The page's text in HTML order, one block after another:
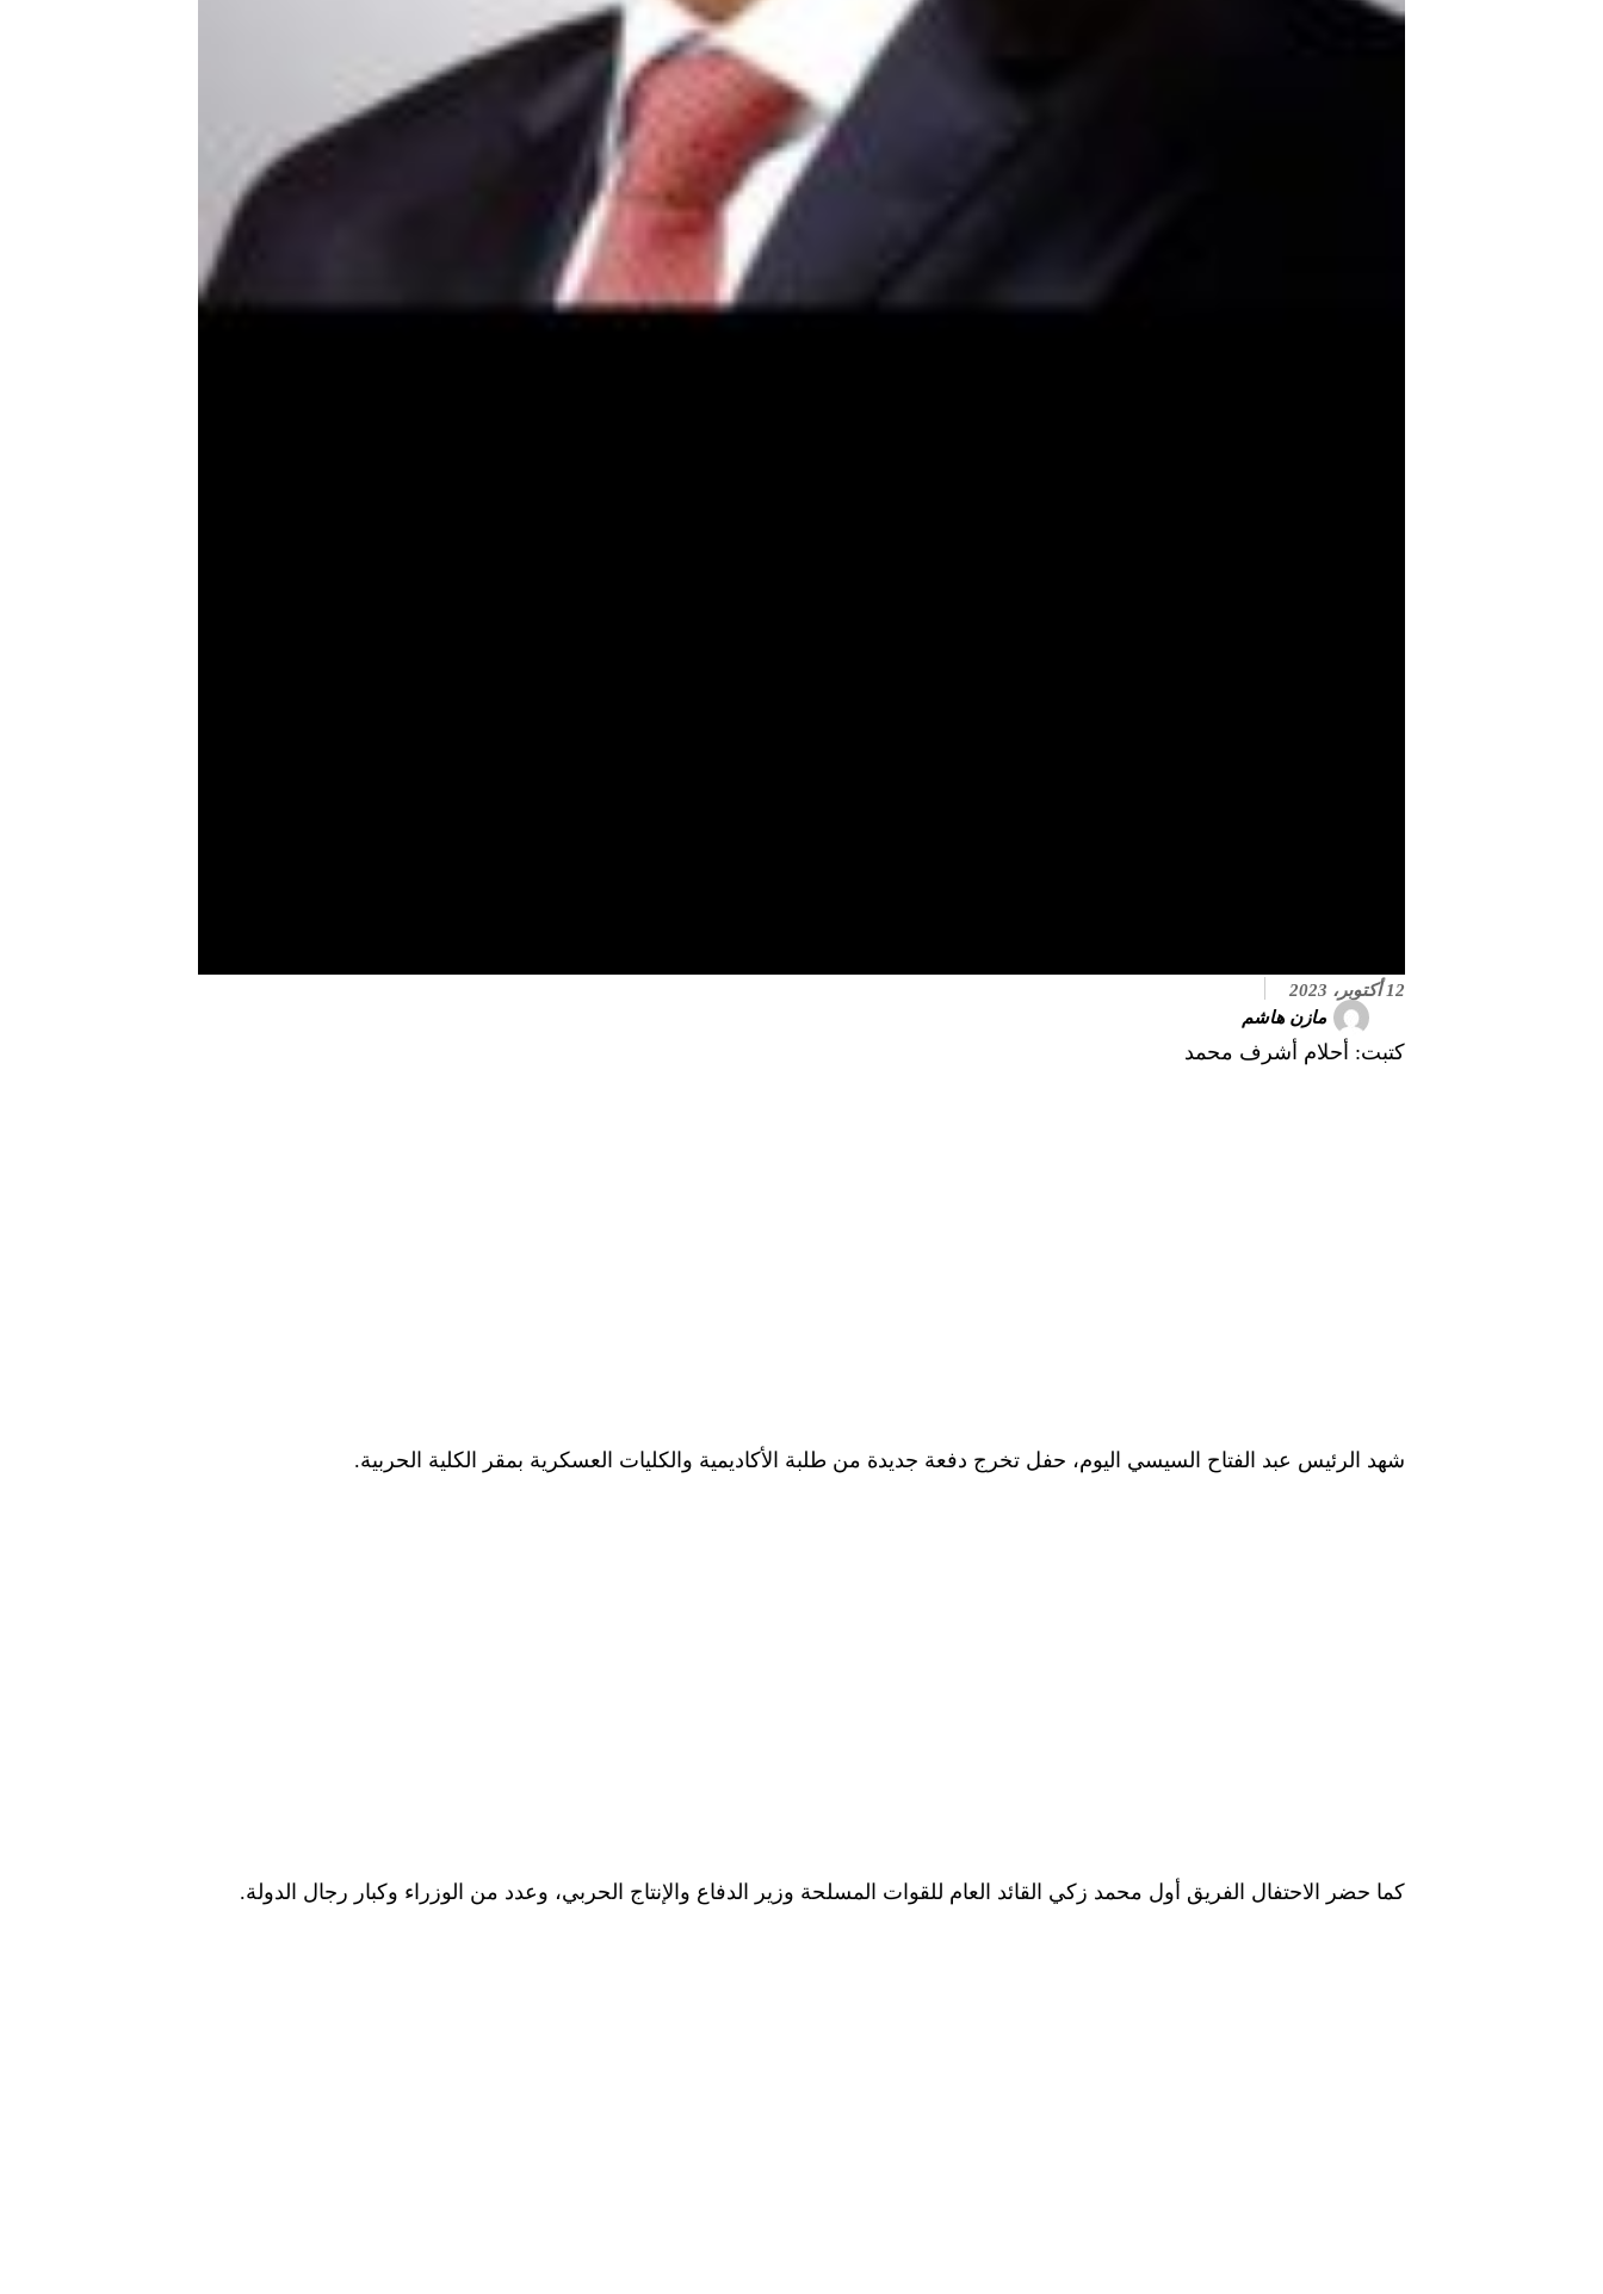
12 أكتوبر، 2023
مازن هاشم
كتبت: أحلام أشرف محمد
شهد الرئيس عبد الفتاح السيسي اليوم، حفل تخرج دفعة جديدة من طلبة الأكاديمية والكليات العسكرية بمقر الكلية الحربية.
كما حضر الاحتفال الفريق أول محمد زكي القائد العام للقوات المسلحة وزير الدفاع والإنتاج الحربي، وعدد من الوزراء وكبار رجال الدولة.